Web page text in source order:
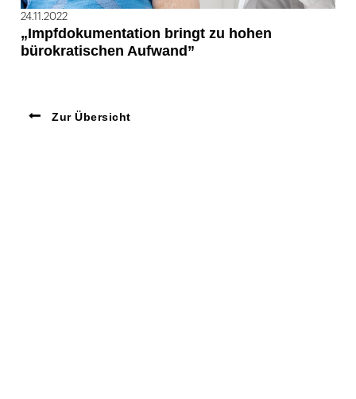
24.11.2022
„Impfdokumentation bringt zu hohen
bürokratischen Aufwand”
Zur Übersicht